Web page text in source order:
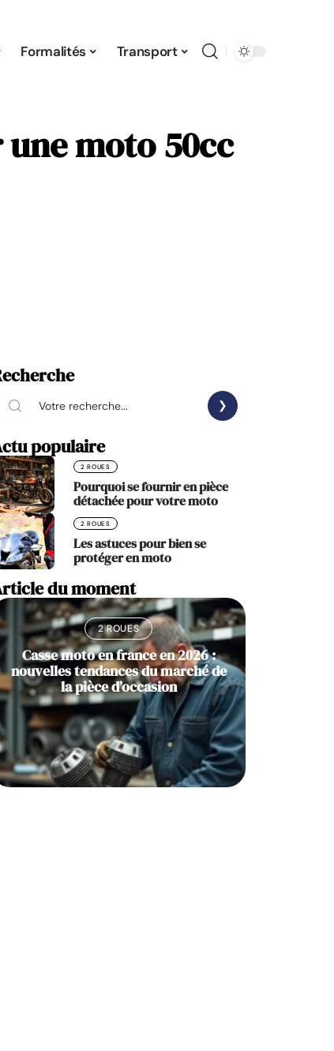
Formalités Transport
moto 50cc
populaire
2 ROUES
Pourquoi se fournir en pièce
détachée pour votre moto
2 ROUES
Les astuces pour bien se
protéger en moto
du moment
2 ROUES
Casse moto en france en 2026 :
nouvelles tendances du marché de
la pièce d’occasion